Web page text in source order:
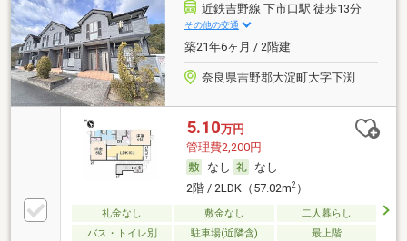
近鉄吉野線 下市口駅 徒歩13分
その他の交通
築21年6ヶ月 / 2階建
奈良県吉野郡大淀町大字下渕
5.10万円
管理費2,200円
なし
なし
2階 / 2LDK（57.02m2）
礼金なし 敷金なし
二人暮らし
バス・トイレ別
駐車場(近隣含) 最上階